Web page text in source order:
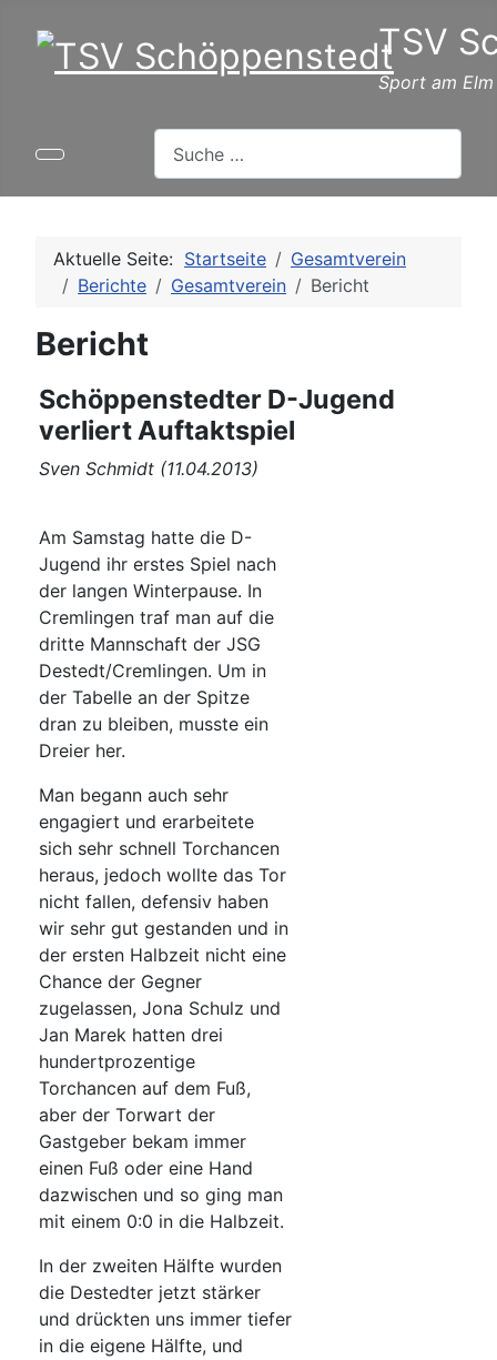
TSV
Sport am Elm
Aktuelle Seite: Startseite
Gesamtverein
Berichte
Gesamtverein Bericht
Bericht
Schöppenstedter D-Jugend
verliert Auftaktspiel
Sven Schmidt (11.04.2013)
Am Samstag hatte die D-
Jugend ihr erstes Spiel nach
der langen Winterpause. In
Cremlingen traf man auf die
dritte Mannschaft der JSG
Destedt/Cremlingen. Um in
der Tabelle an der Spitze
dran zu bleiben, musste ein
Dreier her.
Man begann auch sehr
engagiert und erarbeitete
sich sehr schnell Torchancen
heraus, jedoch wollte das Tor
nicht fallen, defensiv haben
wir sehr gut gestanden und in
der ersten Halbzeit nicht eine
Chance der Gegner
zugelassen, Jona Schulz und
Jan Marek hatten drei
hundertprozentige
Torchancen auf dem Fuß,
aber der Torwart der
Gastgeber bekam immer
einen Fuß oder eine Hand
dazwischen und so ging man
mit einem 0:0 in die Halbzeit.
In der zweiten Hälfte wurden
die Destedter jetzt stärker
und drückten uns immer tiefer
in die eigene Hälfte, und